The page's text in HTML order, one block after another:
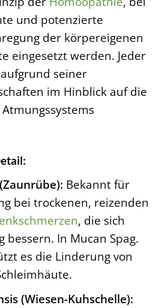
und potenzierte
der körpereigenen
eingesetzt werden. Jeder
seiner
im Hinblick auf die
Bekannt für
bei trockenen, reizenden
, die sich
bessern. In Mucan Spag.
es die Linderung von
(Wiesen-Kuhschelle):